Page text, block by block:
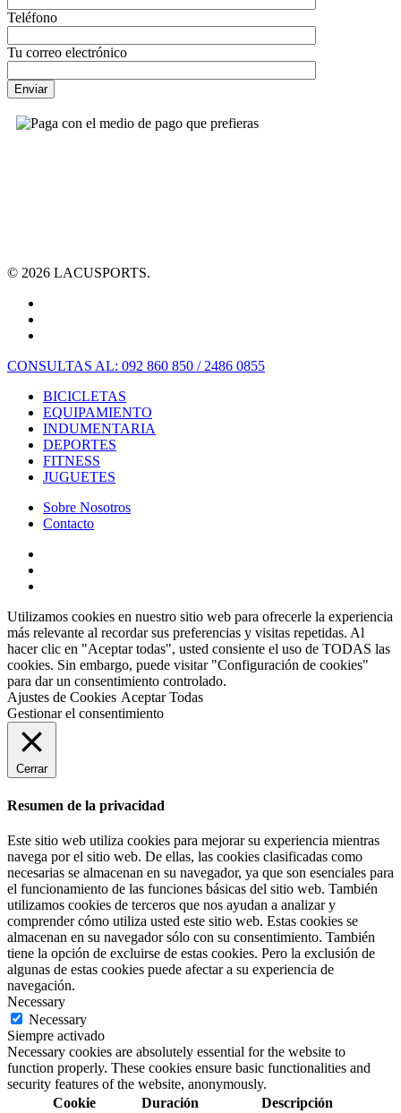
Teléfono
Tu correo electrónico
© 2026 LACUSPORTS.
CONSULTAS AL: 092 860 850 / 2486 0855
BICICLETAS
EQUIPAMIENTO
INDUMENTARIA
DEPORTES
FITNESS
JUGUETES
Sobre Nosotros
Contacto
Utilizamos cookies en nuestro sitio web para ofrecerle la experiencia
más relevante al recordar sus preferencias y visitas repetidas. Al
hacer clic en "Aceptar todas", usted consiente el uso de TODAS las
cookies. Sin embargo, puede visitar "Configuración de cookies"
para dar un consentimiento controlado.
Ajustes de Cookies Aceptar Todas
Gestionar el consentimiento
Cerrar
Resumen de la privacidad
Este sitio web utiliza cookies para mejorar su experiencia mientras
navega por el sitio web. De ellas, las cookies clasificadas como
necesarias se almacenan en su navegador, ya que son esenciales para
el funcionamiento de las funciones básicas del sitio web. También
utilizamos cookies de terceros que nos ayudan a analizar y
comprender cómo utiliza usted este sitio web. Estas cookies se
almacenan en su navegador sólo con su consentimiento. También
tiene la opción de excluirse de estas cookies. Pero la exclusión de
algunas de estas cookies puede afectar a su experiencia de
navegación.
Necessary
Necessary
Siempre activado
Necessary cookies are absolutely essential for the website to
function properly. These cookies ensure basic functionalities and
security features of the website, anonymously.
Cookie
Duración Descripción